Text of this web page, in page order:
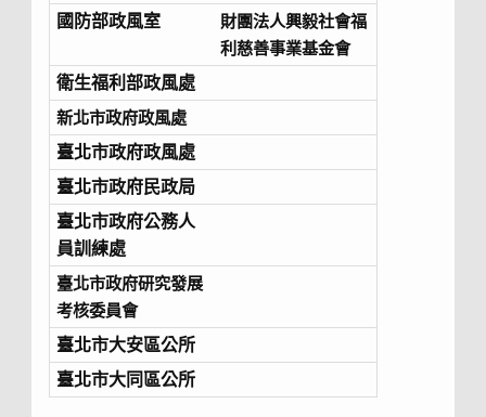
國防部政風室
財團法人興毅社會福
利慈善事業基金會
衛生福利部政風處
新北市政府政風處
臺北市政府政風處
臺北市政府民政局
臺北市政府公務人
員訓練處
臺北市政府研究發展
考核委員會
臺北市大安區公所
臺北市大同區公所